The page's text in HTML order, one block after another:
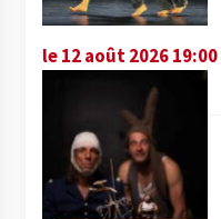
le 12 août 2026 19:00